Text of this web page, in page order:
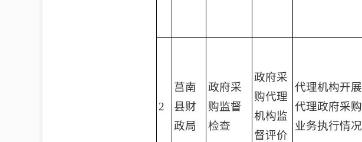
2
莒南
县财
政局
政府采
购监督
检查
政府采
购代理
机构监
督评价
代理机构开展
代理政府采购
业务执行情况